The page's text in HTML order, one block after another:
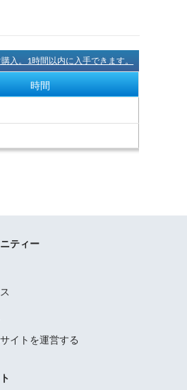
入。1時間以内に入手できます。
時間
ティー
イトを運営する